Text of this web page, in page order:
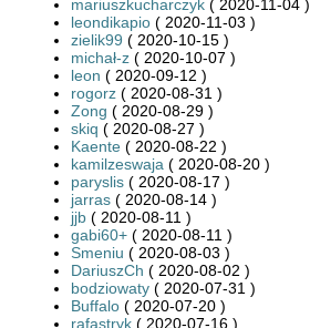
mariuszkucharczyk ( 2020-11-04 )
leondikapio ( 2020-11-03 )
zielik99 ( 2020-10-15 )
michał-z ( 2020-10-07 )
leon ( 2020-09-12 )
rogorz ( 2020-08-31 )
Zong ( 2020-08-29 )
skiq ( 2020-08-27 )
Kaente ( 2020-08-22 )
kamilzeswaja ( 2020-08-20 )
paryslis ( 2020-08-17 )
jarras ( 2020-08-14 )
jjb ( 2020-08-11 )
gabi60+ ( 2020-08-11 )
Smeniu ( 2020-08-03 )
DariuszCh ( 2020-08-02 )
bodziowaty ( 2020-07-31 )
Buffalo ( 2020-07-20 )
rafastryk ( 2020-07-16 )